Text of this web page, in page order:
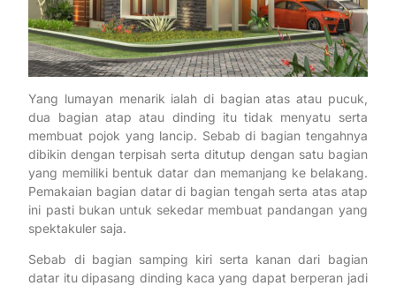
Yang lumayan menarik ialah di bagian atas atau pucuk,
dua bagian atap atau dinding itu tidak menyatu serta
membuat pojok yang lancip. Sebab di bagian tengahnya
dibikin dengan terpisah serta ditutup dengan satu bagian
yang memiliki bentuk datar dan memanjang ke belakang.
Pemakaian bagian datar di bagian tengah serta atas atap
ini pasti bukan untuk sekedar membuat pandangan yang
spektakuler saja.
Sebab di bagian samping kiri serta kanan dari bagian
datar itu dipasang dinding kaca yang dapat berperan jadi